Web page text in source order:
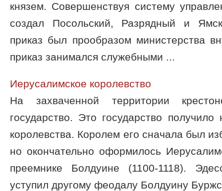
князем. Совершенствуя систему
создал Посольский, Разрядный и
приказ был прообразом министерства
приказ занимался служебными ...
Иерусалимское королевство
На захваченной территории
государство. Это государство получило
королевства. Королем его сначала был
но окончательно оформилось
преемнике Болдуине (1100-1118).
уступил другому феодалу Болдуину